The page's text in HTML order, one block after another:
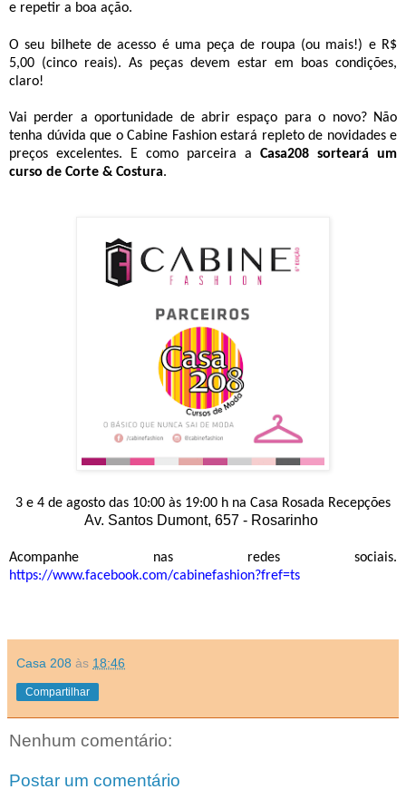
e repetir a boa ação.
O seu bilhete de acesso é uma peça de roupa (ou mais!) e R$
5,00 (cinco reais). As peças devem estar em boas condições,
claro!
Vai perder a oportunidade de abrir espaço para o novo? Não
tenha dúvida que o Cabine Fashion estará repleto de novidades e
preços excelentes. E como parceira a Casa208 sorteará um
curso de Corte & Costura.
3 e 4 de agosto das 10:00 às 19:00 h na Casa Rosada Recepções
Av. Santos Dumont, 657 - Rosarinho
Acompanhe nas redes sociais.
https://www.facebook.com/cabinefashion?fref=ts
Casa 208 às 18:46
Compartilhar
Nenhum comentário:
Postar um comentário